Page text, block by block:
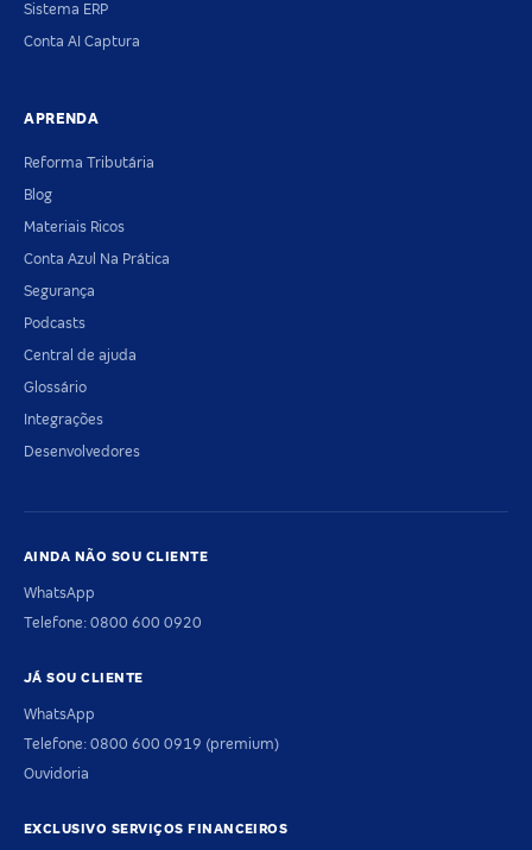
Sistema ERP
Conta AI Captura
APRENDA
Reforma Tributária
Blog
Materiais Ricos
Conta Azul Na Prática
Segurança
Podcasts
Central de ajuda
Glossário
Integrações
Desenvolvedores
AINDA NÃO SOU CLIENTE
WhatsApp
Telefone: 0800 600 0920
JÁ SOU CLIENTE
WhatsApp
Telefone: 0800 600 0919 (premium)
Ouvidoria
EXCLUSIVO SERVIÇOS FINANCEIROS